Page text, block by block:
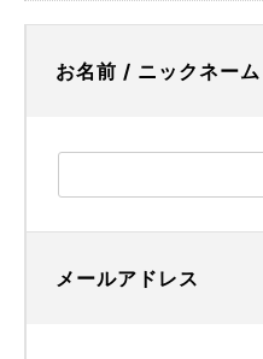
お名前 / ニックネーム
メールアドレス